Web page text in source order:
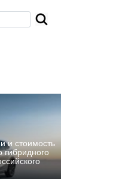
и стоимость
гибридного